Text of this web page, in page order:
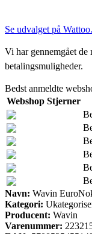
Se udvalget på
Vi har gennemgået
betalingsmuligheder.
Bedst anmeldte
Webshop Stjerner
Navn: Wavin
Kategori:
Producent: Wavin
Varenummer: